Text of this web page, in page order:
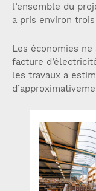
l’ensemble du
a pris environ
Les économies
facture
les travaux a